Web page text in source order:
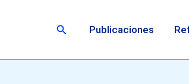
Buscar Publicaciones